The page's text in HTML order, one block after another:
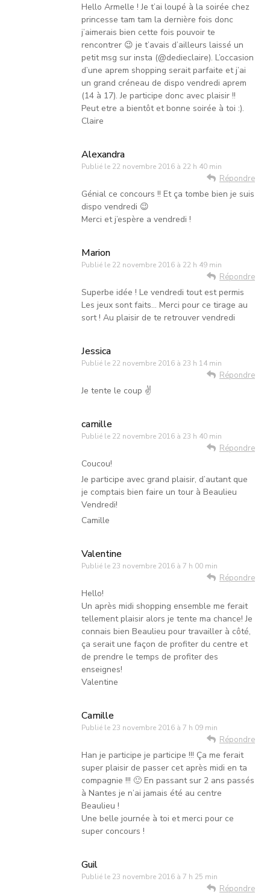
Hello Armelle ! Je t’ai loupé à la soirée chez
princesse tam tam la dernière fois donc
j’aimerais bien cette fois pouvoir te
rencontrer 😉 je t’avais d’ailleurs laissé un
petit msg sur insta (@dedieclaire). L’occasion
d’une aprem shopping serait parfaite et j’ai
un grand créneau de dispo vendredi aprem
(14 à 17). Je participe donc avec plaisir !!
Peut etre a bientôt et bonne soirée à toi :).
Claire
Alexandra
Publié le 22 novembre 2016 à 22 h 40 min
Répondre
Génial ce concours !! Et ça tombe bien je suis
dispo vendredi 😉
Merci et j’espère a vendredi !
Marion
Publié le 22 novembre 2016 à 22 h 49 min
Répondre
Superbe idée ! Le vendredi tout est permis
Les jeux sont faits… Merci pour ce tirage au
sort ! Au plaisir de te retrouver vendredi
Jessica
Publié le 22 novembre 2016 à 23 h 14 min
Répondre
Je tente le coup ✌️
camille
Publié le 22 novembre 2016 à 23 h 40 min
Répondre
Coucou!
Je participe avec grand plaisir, d’autant que
je comptais bien faire un tour à Beaulieu
Vendredi!
Camille
Valentine
Publié le 23 novembre 2016 à 7 h 00 min
Répondre
Hello!
Un après midi shopping ensemble me ferait
tellement plaisir alors je tente ma chance! Je
connais bien Beaulieu pour travailler à côté,
ça serait une façon de profiter du centre et
de prendre le temps de profiter des
enseignes!
Valentine
Camille
Publié le 23 novembre 2016 à 7 h 09 min
Répondre
Han je participe je participe !!! Ça me ferait
super plaisir de passer cet après midi en ta
compagnie !!! 🙂 En passant sur 2 ans passés
à Nantes je n’ai jamais été au centre
Beaulieu !
Une belle journée à toi et merci pour ce
super concours !
Guil
Publié le 23 novembre 2016 à 7 h 25 min
Répondre